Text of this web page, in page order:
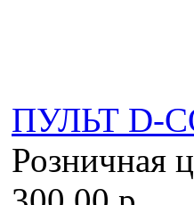
ПУЛЬТ D-
Розничная